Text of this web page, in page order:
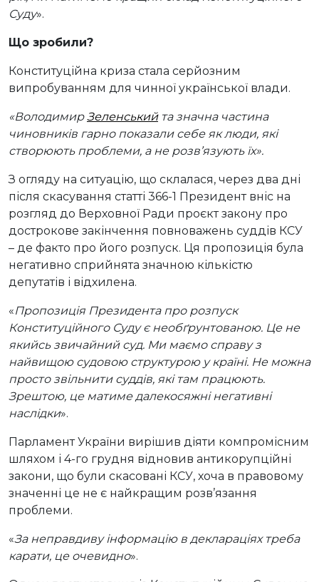
Суду».
Що зробили?
Конституційна криза стала серйозним
випробуванням для чинної української влади.
«ВолодимирЗеленськийта значна частина
чиновників гарно показали себе як люди, які
створюють проблеми, а не розв’язують їх».
З огляду на ситуацію, що склалася, через два дні
після скасування статті 366-1 Президент вніс на
розгляд до Верховної Ради проєкт закону про
дострокове закінчення повноважень суддів КСУ
– де факто про його розпуск. Ця пропозиція була
негативно сприйнята значною кількістю
депутатів і відхилена.
«Пропозиція Президента про розпуск
Конституційного Суду є необґрунтованою. Це не
якийсь звичайний суд. Ми маємо справу з
найвищою судовою структурою у країні. Не можна
просто звільнити суддів, які там працюють.
Зрештою, це матиме далекосяжні негативні
наслідки».
Парламент України вирішив діяти компромісним
шляхом і 4-го грудня відновив антикорупційні
закони, що були скасовані КСУ, хоча в правовому
значенні це не є найкращим розв’язання
проблеми.
«За неправдиву інформацію в деклараціях треба
карати, це очевидно».